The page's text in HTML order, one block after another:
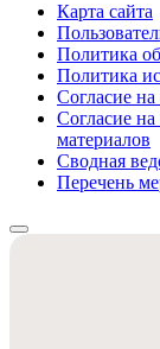
Карта сайта
Политика
Политика
Согласие
Согласие
материалов
Сводная
Перечень